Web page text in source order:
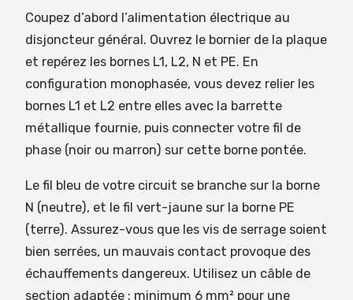
Coupez d’abord l’alimentation électrique au
disjoncteur général. Ouvrez le bornier de la plaque
et repérez les bornes L1, L2, N et PE. En
configuration monophasée, vous devez relier les
bornes L1 et L2 entre elles avec la barrette
métallique fournie, puis connecter votre fil de
phase (noir ou marron) sur cette borne pontée.
Le fil bleu de votre circuit se branche sur la borne
N (neutre), et le fil vert-jaune sur la borne PE
(terre). Assurez-vous que les vis de serrage soient
bien serrées, un mauvais contact provoque des
échauffements dangereux. Utilisez un câble de
section adaptée : minimum 6 mm² pour une